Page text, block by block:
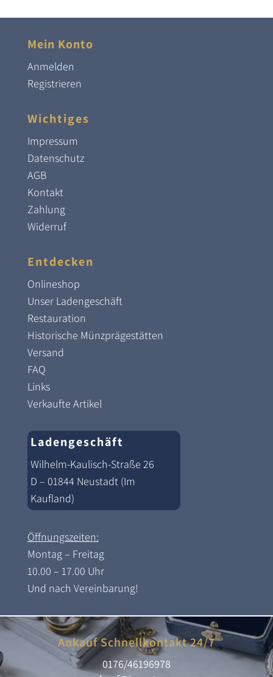
Mein Konto
Anmelden
Registrieren
Wichtiges
Impressum
Datenschutz
AGB
Kontakt
Zahlung
Widerruf
Entdecken
Onlineshop
Unser Ladengeschäft
Restauration
Historische Münzprägestätten
Versand
FAQ
Links
Verkaufte Artikel
Ladengeschäft
Wilhelm-Kaulisch-Straße 26
D – 01844 Neustadt (Im
Kaufland)
Öffnungszeiten:
Montag – Freitag
10.00 – 17.00 Uhr
Und nach Vereinbarung!
Ankauf Schnellkontakt 24/7
0176/46196978